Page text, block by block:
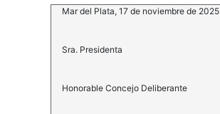
Mar del Plata, 17 de noviembre de 2025
Sra. Presidenta
Honorable Concejo Deliberante